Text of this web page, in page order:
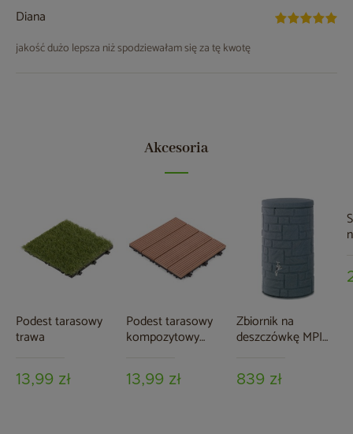
Diana
jakość dużo lepsza niż spodziewałam się za tę kwotę
Akcesoria
Podest tarasowy
trawa
13,99 zł
Podest tarasowy
kompozytowy
13,99 zł
Zbiornik na
deszczówkę MPI
granit
839 zł